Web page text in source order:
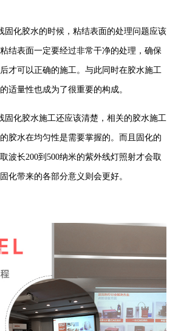
固化胶水的时候，粘结表面的处理问题应该
结表面一定要经过非常干净的处理，确保
才可以正确的施工。与此同时在胶水施工
适量性也成为了很重要的构成。
固化胶水施工还应该清楚，相关的胶水施工
胶水在均匀性是需要掌握的。而且固化的
波长200到500纳米的紫外线灯照射才会取
化带来的各部分意义则会更好。